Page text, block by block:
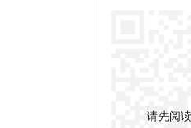
请先阅